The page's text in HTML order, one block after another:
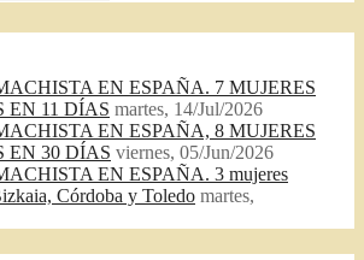
EN ESPAÑA. 7 MUJERES
EN 11 DÍAS martes, 14/Jul/2026
EN ESPAÑA, 8 MUJERES
EN 30 DÍAS viernes, 05/Jun/2026
EN ESPAÑA. 3 mujeres
Córdoba y Toledo martes,